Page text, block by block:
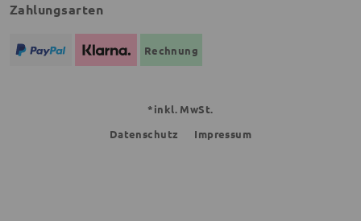
Zahlungsarten
Rechnung
*inkl. MwSt.
Datenschutz
Impressum